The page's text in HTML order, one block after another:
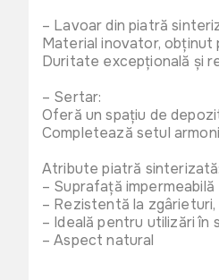
– Lavoar din piatră
Material inovator,
Duritate excepțională și
– Sertar:
Oferă un spațiu de
Completează setul
Atribute piatră sinterizată:
– Suprafață impermeabilă
– Rezistentă la
– Ideală pentru utilizări în
– Aspect natural